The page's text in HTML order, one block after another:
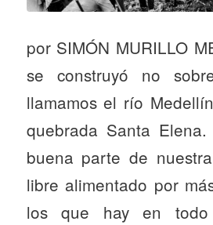
por SIMÓN MURILLO
se construyó no
llamamos el río
quebrada Santa
buena parte de
libre alimentado por
los que hay en todo